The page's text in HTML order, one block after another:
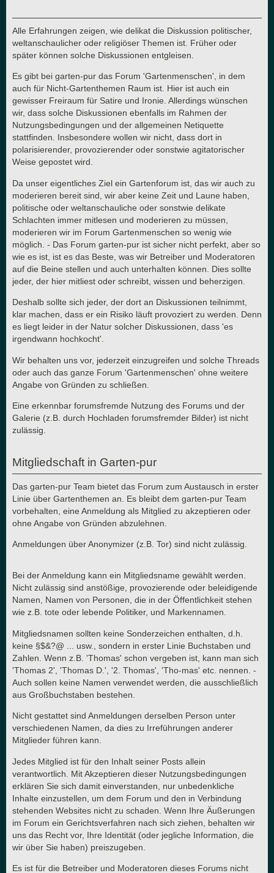
Alle Erfahrungen zeigen, wie delikat die Diskussion politischer,
weltanschaulicher oder religiöser Themen ist. Früher oder
später können solche Diskussionen entgleisen.
Es gibt bei garten-pur das Forum 'Gartenmenschen', in dem
auch für Nicht-Gartenthemen Raum ist. Hier ist auch ein
gewisser Freiraum für Satire und Ironie. Allerdings wünschen
wir, dass solche Diskussionen ebenfalls im Rahmen der
Nutzungsbedingungen und der allgemeinen Netiquette
stattfinden. Insbesondere wollen wir nicht, dass dort in
polarisierender, provozierender oder sonstwie agitatorischer
Weise gepostet wird.
Da unser eigentliches Ziel ein Gartenforum ist, das wir auch zu
moderieren bereit sind, wir aber keine Zeit und Laune haben,
politische oder weltanschauliche oder sonstwie delikate
Schlachten immer mitlesen und moderieren zu müssen,
moderieren wir im Forum Gartenmenschen so wenig wie
möglich. - Das Forum garten-pur ist sicher nicht perfekt, aber so
wie es ist, ist es das Beste, was wir Betreiber und Moderatoren
auf die Beine stellen und auch unterhalten können. Dies sollte
jeder, der hier mitliest oder schreibt, wissen und beherzigen.
Deshalb sollte sich jeder, der dort an Diskussionen teilnimmt,
klar machen, dass er ein Risiko läuft provoziert zu werden. Denn
es liegt leider in der Natur solcher Diskussionen, dass 'es
irgendwann hochkocht'.
Wir behalten uns vor, jederzeit einzugreifen und solche Threads
oder auch das ganze Forum 'Gartenmenschen' ohne weitere
Angabe von Gründen zu schließen.
Eine erkennbar forumsfremde Nutzung des Forums und der
Galerie (z.B. durch Hochladen forumsfremder Bilder) ist nicht
zulässig.
Mitgliedschaft in Garten-pur
Das garten-pur Team bietet das Forum zum Austausch in erster
Linie über Gartenthemen an. Es bleibt dem garten-pur Team
vorbehalten, eine Anmeldung als Mitglied zu akzeptieren oder
ohne Angabe von Gründen abzulehnen.
Anmeldungen über Anonymizer (z.B. Tor) sind nicht zulässig.
Bei der Anmeldung kann ein Mitgliedsname gewählt werden.
Nicht zulässig sind anstößige, provozierende oder beleidigende
Namen, Namen von Personen, die in der Öffentlichkeit stehen
wie z.B. tote oder lebende Politiker, und Markennamen.
Mitgliedsnamen sollten keine Sonderzeichen enthalten, d.h.
keine §$&?@ ... usw., sondern in erster Linie Buchstaben und
Zahlen. Wenn z.B. 'Thomas' schon vergeben ist, kann man sich
'Thomas 2', 'Thomas D.', '2. Thomas', 'Tho-mas' etc. nennen. -
Auch sollen keine Namen verwendet werden, die ausschließlich
aus Großbuchstaben bestehen.
Nicht gestattet sind Anmeldungen derselben Person unter
verschiedenen Namen, da dies zu Irreführungen anderer
Mitglieder führen kann.
Jedes Mitglied ist für den Inhalt seiner Posts allein
verantwortlich. Mit Akzeptieren dieser Nutzungsbedingungen
erklären Sie sich damit einverstanden, nur unbedenkliche
Inhalte einzustellen, um dem Forum und den in Verbindung
stehenden Websites nicht zu schaden. Wenn Ihre Äußerungen
im Forum ein Gerichtsverfahren nach sich ziehen, behalten wir
uns das Recht vor, Ihre Identität (oder jegliche Information, die
wir über Sie haben) preiszugeben.
Es ist für die Betreiber und Moderatoren dieses Forums nicht